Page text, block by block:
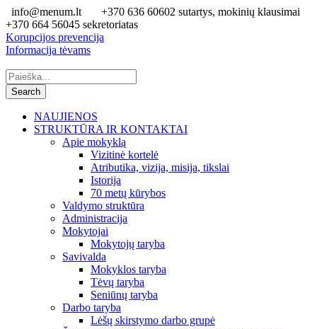
info@menum.lt
+370 636 60602 sutartys, mokinių klausimai
+370 664 56045 sekretoriatas
Korupcijos prevencija
Informacija tėvams
NAUJIENOS
STRUKTŪRA IR KONTAKTAI
Apie mokyklą
Vizitinė kortelė
Atributika, vizija, misija, tikslai
Istorija
70 metų kūrybos
Valdymo struktūra
Administracija
Mokytojai
Mokytojų taryba
Savivalda
Mokyklos taryba
Tėvų taryba
Seniūnų taryba
Darbo taryba
Lėšų skirstymo darbo grupė